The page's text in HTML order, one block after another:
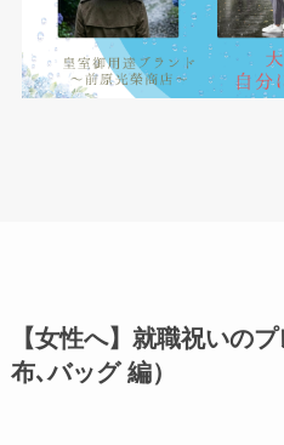
【女性へ】就職祝いの
布､バッグ 編）